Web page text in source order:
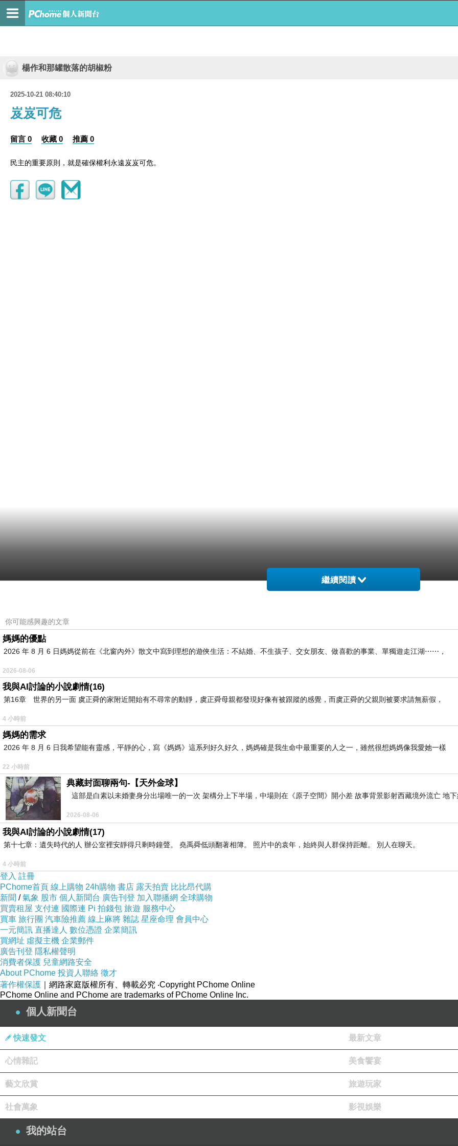
楊作和那罐散落的胡椒粉
2025-10-21 08:40:10
岌岌可危
留言 0 收藏 0 推薦 0
民主的重要原則，就是確保權利永遠岌岌可危。
繼續閱讀
你可能感興趣的文章
媽媽的優點
2026 年 8 月 6 日媽媽從前在《北窗內外》散文中寫到理想的遊俠生活：不結婚、不生孩子、交女朋友、做喜歡的事業、單獨遊走江湖⋯⋯，
2026-08-06
我與AI討論的小說劇情(16)
第16章 世界的另一面 虞正舜的家附近開始有不尋常的動靜，虞正舜母親都發現好像有被跟蹤的感覺，而虞正舜的父親則被要求請無薪假，
4 小時前
媽媽的需求
2026 年 8 月 6 日我希望能有靈感，平靜的心，寫《媽媽》這系列好久好久，媽媽確是我生命中最重要的人之一，雖然很想媽媽像我愛她一樣
22 小時前
典藏封面聊兩句-【天外金球】
這部是白素以未婚妻身分出場唯一的一次 架構分上下半場，中場則在《原子空間》開小差 故事背景影射西藏境外流亡 地
2026-08-06
我與AI討論的小說劇情(17)
第十七章：遺失時代的人 辦公室裡安靜得只剩時鐘聲。 堯禹舜低頭翻著相簿。 照片中的袁年，始終與人群保持距離。 別人在聊天。
4 小時前
登入 註冊
PChome首頁 線上購物 24h購物 書店 露天拍賣 比比昂代購
新聞 /氣象 股市 個人新聞台 廣告刊登 加入聯播網 全球購物
買賣租屋 支付連 國際連 Pi 拍錢包 旅遊 服務中心
買車 旅行團 汽車險推薦 線上麻將 雜誌 星座命理 會員中心
一元簡訊 直播達人 數位憑證 企業簡訊
買網址 虛擬主機 企業郵件
廣告刊登 隱私權聲明
消費者保護 兒童網路安全
About PChome 投資人聯絡 徵才
著作權保護 ｜網路家庭版權所有、轉載必究 ‧Copyright PChome Online
PChome Online and PChome are trademarks of PChome Online Inc.
個人新聞台
快速發文 最新文章
心情雜記 美食饗宴
藝文欣賞 旅遊玩家
社會萬象 影視娛樂
我的站台